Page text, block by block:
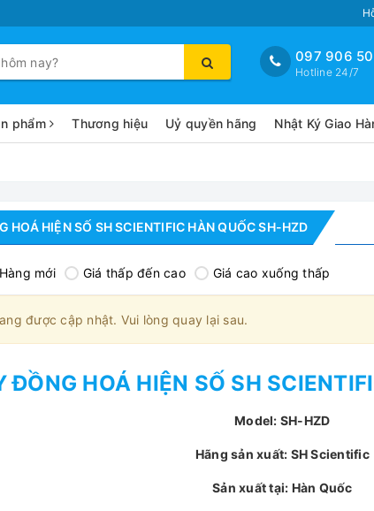
097 906
Hotline 24/7
phẩm Thương hiệu Uỷ quyền hãng Nhật Ký Giao
HOÁ HIỆN SỐ SH SCIENTIFIC HÀN QUỐC SH-HZD
Hàng mới Giá thấp đến cao Giá cao xuống thấp
được cập nhật. Vui lòng quay lại sau.
ĐỒNG HOÁ HIỆN SỐ SH
Model: SH-HZD
Hãng sản xuất: SH Scientific
Sản xuất tại: Hàn Quốc